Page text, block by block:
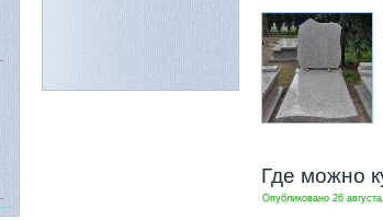
Где можно
Опубликовано 26